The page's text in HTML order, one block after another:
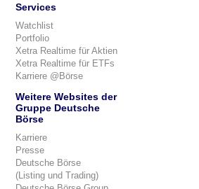
Services
Watchlist
Portfolio
Xetra Realtime für Aktien
Xetra Realtime für ETFs
Karriere @Börse
Weitere Websites der
Gruppe Deutsche
Börse
Karriere
Presse
Deutsche Börse
(Listing und Trading)